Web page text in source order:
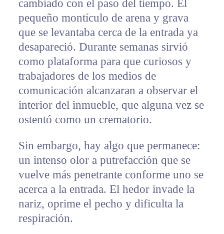
cambiado con el paso del tiempo. El
pequeño montículo de arena y grava
que se levantaba cerca de la entrada ya
desapareció. Durante semanas sirvió
como plataforma para que curiosos y
trabajadores de los medios de
comunicación alcanzaran a observar el
interior del inmueble, que alguna vez se
ostentó como un crematorio.
Sin embargo, hay algo que permanece:
un intenso olor a putrefacción que se
vuelve más penetrante conforme uno se
acerca a la entrada. El hedor invade la
nariz, oprime el pecho y dificulta la
respiración.